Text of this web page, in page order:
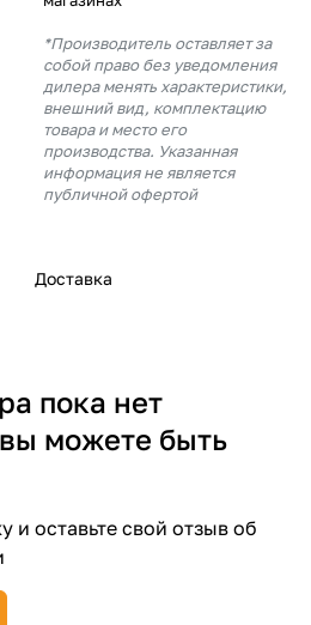
*Производитель оставляет за
собой право без уведомления
дилера менять характеристики,
внешний вид, комплектацию
товара и место его
производства. Указанная
информация не является
публичной офертой
Доставка
пока нет
можете быть
и оставьте свой отзыв об